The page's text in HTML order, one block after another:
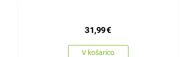
31,99€
V košarico